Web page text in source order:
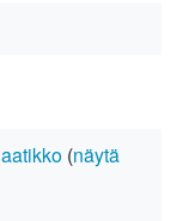
(näytä